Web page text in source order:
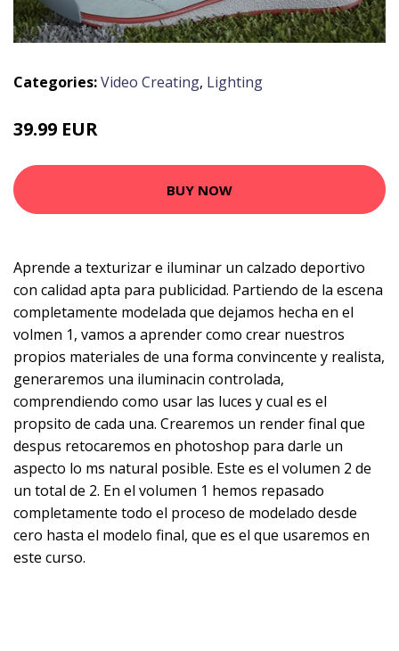
Categories:Video Creating, Lighting
39.99 EUR
BUY NOW
Aprende a texturizar e iluminar un calzado deportivo
con calidad apta para publicidad. Partiendo de la escena
completamente modelada que dejamos hecha en el
volmen 1, vamos a aprender como crear nuestros
propios materiales de una forma convincente y realista,
generaremos una iluminacin controlada,
comprendiendo como usar las luces y cual es el
propsito de cada una. Crearemos un render final que
despus retocaremos en photoshop para darle un
aspecto lo ms natural posible. Este es el volumen 2 de
un total de 2. En el volumen 1 hemos repasado
completamente todo el proceso de modelado desde
cero hasta el modelo final, que es el que usaremos en
este curso.